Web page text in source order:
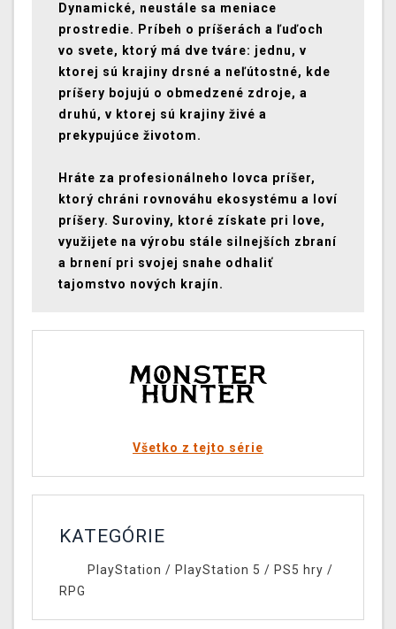
Dynamické, neustále sa meniace
prostredie. Príbeh o príšerách a ľuďoch
vo svete, ktorý má dve tváre: jednu, v
ktorej sú krajiny drsné a neľútostné, kde
príšery bojujú o obmedzené zdroje, a
druhú, v ktorej sú krajiny živé a
prekypujúce životom.
Hráte za profesionálneho lovca príšer,
ktorý chráni rovnováhu ekosystému a loví
príšery. Suroviny, ktoré získate pri love,
využijete na výrobu stále silnejších zbraní
a brnení pri svojej snahe odhaliť
tajomstvo nových krajín.
Všetko z tejto série
KATEGÓRIE
PlayStation / PlayStation 5 / PS5 hry /
RPG